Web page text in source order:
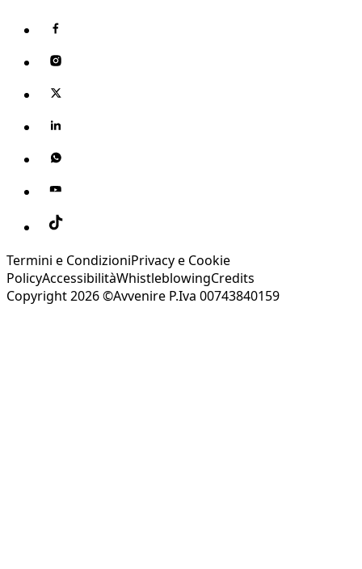
Termini e CondizioniPrivacy e Cookie
PolicyAccessibilitàWhistleblowingCredits
Copyright 2026 ©Avvenire P.Iva 00743840159